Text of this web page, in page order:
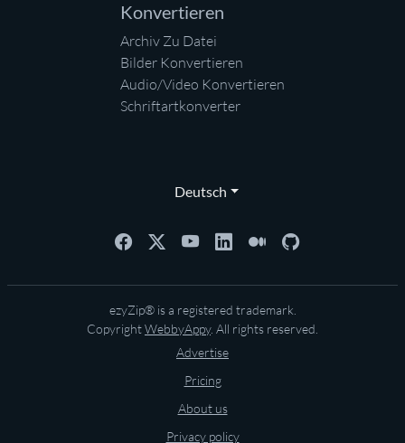
Konvertieren
Archiv Zu Datei
Bilder Konvertieren
Audio/Video Konvertieren
Schriftartkonverter
Deutsch
ezyZip® is a registered trademark.
CopyrightWebbyAppy. All rights reserved.
Advertise
Pricing
About us
Privacy policy